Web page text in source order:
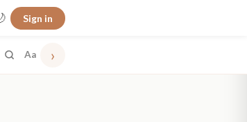
Sign in
Aa ›